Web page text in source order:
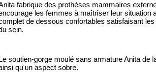
fabrique des prothèses mammaires
les femmes à maîtriser leur situation
de dessous confortables satisfaisant
sein.
soutien-gorge moulé sans armature Anita de
qu'un aspect sobre.